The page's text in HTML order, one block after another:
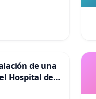
de una
Hospital de